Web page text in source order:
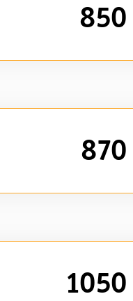
850
870
1050